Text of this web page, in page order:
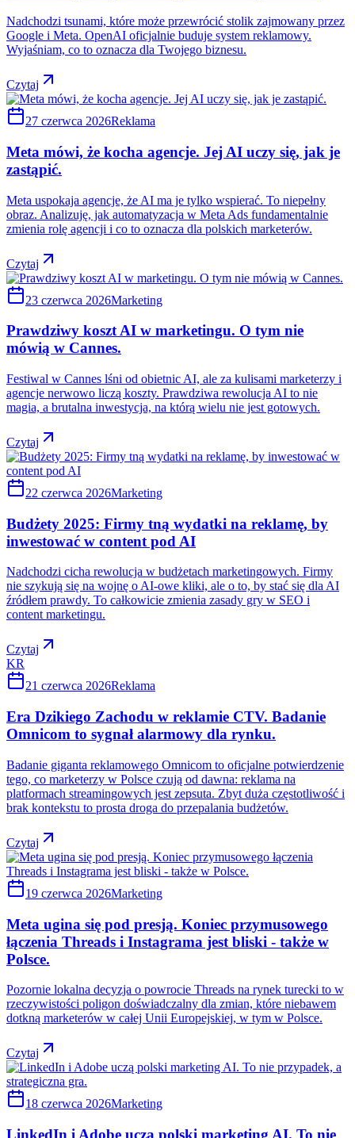
Nadchodzi tsunami, które może przewrócić stolik zajmowany przez
Google i Meta. OpenAI oficjalnie buduje system reklamowy.
Wyjaśniam, co to oznacza dla Twojego biznesu.
Czytaj
27 czerwca 2026Reklama
Meta mówi, że kocha agencje. Jej AI uczy się, jak je
zastąpić.
Meta uspokaja agencje, że AI ma je tylko wspierać. To niepełny
obraz. Analizuję, jak automatyzacja w Meta Ads fundamentalnie
zmienia rolę agencji i co to oznacza dla polskich marketerów.
Czytaj
23 czerwca 2026Marketing
Prawdziwy koszt AI w marketingu. O tym nie
mówią w Cannes.
Festiwal w Cannes lśni od obietnic AI, ale za kulisami marketerzy i
agencje nerwowo liczą koszty. Prawdziwa rewolucja AI to nie
magia, a brutalna inwestycja, na którą wielu nie jest gotowych.
Czytaj
22 czerwca 2026Marketing
Budżety 2025: Firmy tną wydatki na reklamę, by
inwestować w content pod AI
Nadchodzi cicha rewolucja w budżetach marketingowych. Firmy
nie szykują się na wojnę o AI-owe kliki, ale o to, by stać się dla AI
źródłem prawdy. To całkowicie zmienia zasady gry w SEO i
content marketingu.
Czytaj
KR
21 czerwca 2026Reklama
Era Dzikiego Zachodu w reklamie CTV. Badanie
Omnicom to sygnał alarmowy dla rynku.
Badanie giganta reklamowego Omnicom to oficjalne potwierdzenie
tego, co marketerzy w Polsce czują od dawna: reklama na
platformach streamingowych jest zepsuta. Zbyt duża częstotliwość i
brak kontekstu to prosta droga do przepalania budżetów.
Czytaj
19 czerwca 2026Marketing
Meta ugina się pod presją. Koniec przymusowego
łączenia Threads i Instagrama jest bliski - także w
Polsce.
Pozornie lokalna decyzja o powrocie Threads na rynek turecki to w
rzeczywistości poligon doświadczalny dla zmian, które niebawem
dotkną marketerów w całej Unii Europejskiej, w tym w Polsce.
Czytaj
18 czerwca 2026Marketing
LinkedIn i Adobe uczą polski marketing AI. To nie